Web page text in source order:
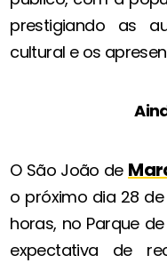
prestigiando as
cultural e os
O São João de
o próximo dia 28
horas, no Parque
expectativa de